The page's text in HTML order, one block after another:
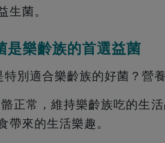
生菌。
是樂齡族的首選益菌
特別適合樂齡族的好菌？營
正常，維持樂齡族吃的生
帶來的生活樂趣。